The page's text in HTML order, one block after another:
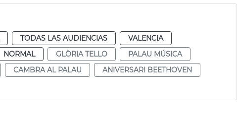
TODAS LAS AUDIENCIAS
VALENCIA
NORMAL GLÒRIA TELLO
PALAU MÚSICA
CAMBRA AL PALAU
ANIVERSARI BEETHOVEN